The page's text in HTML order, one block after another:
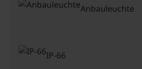
Anbauleuchte
IP-66